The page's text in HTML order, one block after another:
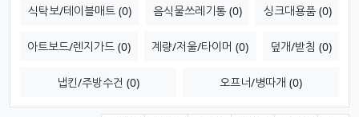
식탁보/테이블매트 (0) 음식물쓰레기통 (0) 싱크대용품 (0)
아트보드/렌지가드 (0) 계량/저울/타이머 (0) 덮개/받침 (0)
냅킨/주방수건 (0) 오프너/병따개 (0)